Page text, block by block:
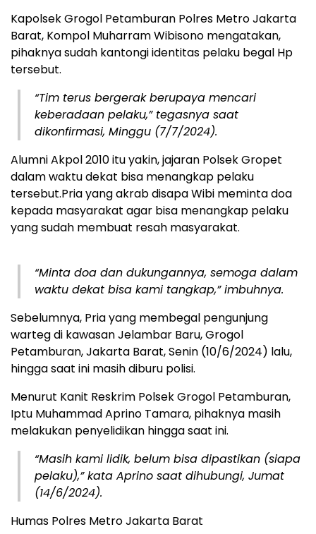
Kapolsek Grogol Petamburan Polres Metro Jakarta
Barat, Kompol Muharram Wibisono mengatakan,
pihaknya sudah kantongi identitas pelaku begal Hp
tersebut.
“Tim terus bergerak berupaya mencari
keberadaan pelaku,” tegasnya saat
dikonfirmasi, Minggu (7/7/2024).
Alumni Akpol 2010 itu yakin, jajaran Polsek Gropet
dalam waktu dekat bisa menangkap pelaku
tersebut.Pria yang akrab disapa Wibi meminta doa
kepada masyarakat agar bisa menangkap pelaku
yang sudah membuat resah masyarakat.
“Minta doa dan dukungannya, semoga dalam
waktu dekat bisa kami tangkap,” imbuhnya.
Sebelumnya, Pria yang membegal pengunjung
warteg di kawasan Jelambar Baru, Grogol
Petamburan, Jakarta Barat, Senin (10/6/2024) lalu,
hingga saat ini masih diburu polisi.
Menurut Kanit Reskrim Polsek Grogol Petamburan,
Iptu Muhammad Aprino Tamara, pihaknya masih
melakukan penyelidikan hingga saat ini.
“Masih kami lidik, belum bisa dipastikan (siapa
pelaku),” kata Aprino saat dihubungi, Jumat
(14/6/2024).
Humas Polres Metro Jakarta Barat